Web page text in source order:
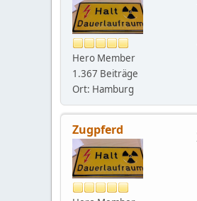
Hero Member
1.367 Beiträge
Ort: Hamburg
Zugpferd